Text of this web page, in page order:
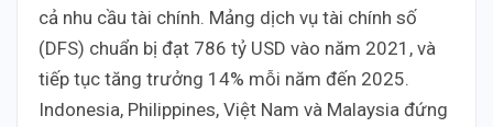
cả nhu cầu tài chính. Mảng dịch vụ tài chính số
(DFS) chuẩn bị đạt 786 tỷ USD vào năm 2021, và
tiếp tục tăng trưởng 14% mỗi năm đến 2025.
Indonesia, Philippines, Việt Nam và Malaysia đứng